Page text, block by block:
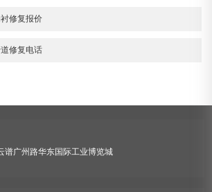
修复报价
修复电话
谱广州路华东国际工业博览城